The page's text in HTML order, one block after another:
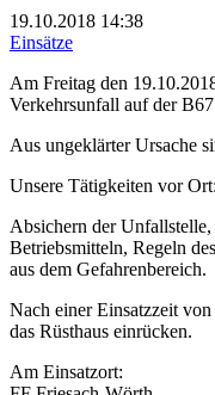
19.10.2018 14:38
Einsätze
Am Freitag den
Verkehrsunfall auf der
Aus ungeklärter Ursache
Unsere Tätigkeiten vor Ort:
Absichern der Unfallstelle,
Betriebsmitteln, Regeln
aus dem Gefahrenbereich.
Nach einer Einsatzzeit
das Rüsthaus einrücken.
Am Einsatzort: